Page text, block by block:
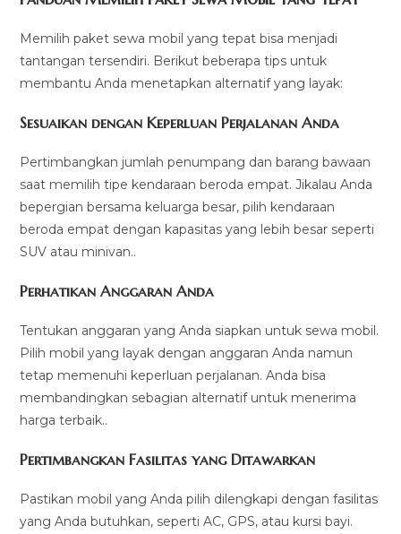
Memilih paket sewa mobil yang tepat bisa menjadi
tantangan tersendiri. Berikut beberapa tips untuk
membantu Anda menetapkan alternatif yang layak:
Sesuaikan dengan Keperluan Perjalanan Anda
Pertimbangkan jumlah penumpang dan barang bawaan
saat memilih tipe kendaraan beroda empat. Jikalau Anda
bepergian bersama keluarga besar, pilih kendaraan
beroda empat dengan kapasitas yang lebih besar seperti
SUV atau minivan..
Perhatikan Anggaran Anda
Tentukan anggaran yang Anda siapkan untuk sewa mobil.
Pilih mobil yang layak dengan anggaran Anda namun
tetap memenuhi keperluan perjalanan. Anda bisa
membandingkan sebagian alternatif untuk menerima
harga terbaik..
Pertimbangkan Fasilitas yang Ditawarkan
Pastikan mobil yang Anda pilih dilengkapi dengan fasilitas
yang Anda butuhkan, seperti AC, GPS, atau kursi bayi.